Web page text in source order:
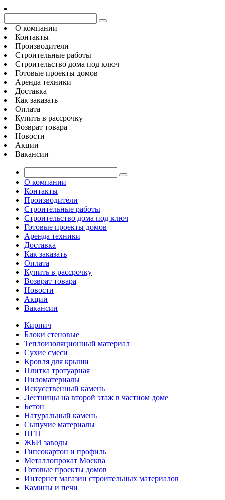
О компании
Контакты
Производители
Строительные работы
Строительство дома под ключ
Готовые проекты домов
Аренда техники
Доставка
Как заказать
Оплата
Купить в рассрочку
Возврат товара
Новости
Акции
Вакансии
О компании
Контакты
Производители
Строительные работы
Строительство дома под ключ
Готовые проекты домов
Аренда техники
Доставка
Как заказать
Оплата
Купить в рассрочку
Возврат товара
Новости
Акции
Вакансии
Кирпич
Блоки стеновые
Теплоизоляционный материал
Сухие смеси
Кровля для крыши
Плитка тротуарная
Пиломатериалы
Искусственный камень
Лестницы на второй этаж в частном доме
Бетон
Натуральный камень
Сыпучие материалы
ПГП
ЖБИ заводы
Гипсокартон и профиль
Металлопрокат Москва
Готовые проекты домов
Интернет магазин строительных материалов
Камины и печи